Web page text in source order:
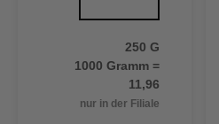
250 G
1000 Gramm =
11,96
nur in der Filiale